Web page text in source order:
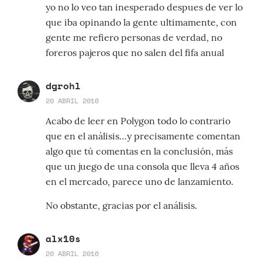
yo no lo veo tan inesperado despues de ver lo
que iba opinando la gente ultimamente, con
gente me refiero personas de verdad, no
foreros pajeros que no salen del fifa anual
dgrohl
20 ABRIL 2016
Acabo de leer en Polygon todo lo contrario
que en el análisis…y precisamente comentan
algo que tú comentas en la conclusión, más
que un juego de una consola que lleva 4 años
en el mercado, parece uno de lanzamiento.
No obstante, gracias por el análisis.
alx10s
20 ABRIL 2016